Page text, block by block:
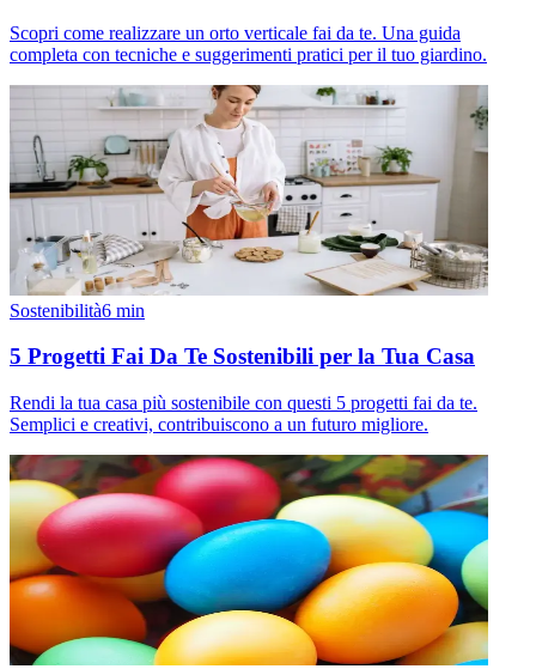
Scopri come realizzare un orto verticale fai da te. Una guida
completa con tecniche e suggerimenti pratici per il tuo giardino.
Sostenibilità6 min
5 Progetti Fai Da Te Sostenibili per la Tua Casa
Rendi la tua casa più sostenibile con questi 5 progetti fai da te.
Semplici e creativi, contribuiscono a un futuro migliore.